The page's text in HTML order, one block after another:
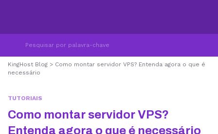
KingHost Blog > Como montar servidor VPS? Entenda agora o que é
necessário
TUTORIAIS
Como montar servidor VPS?
Entenda agora o que é necessário